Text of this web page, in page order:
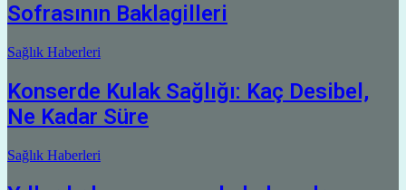
Sofrasının Baklagilleri
Sağlık Haberleri
Konserde Kulak Sağlığı: Kaç Desibel,
Ne Kadar Süre
Sağlık Haberleri